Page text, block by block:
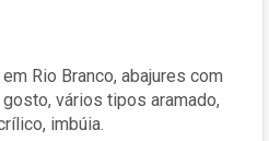
Rio Branco, abajures com
vários tipos aramado,
imbúia.